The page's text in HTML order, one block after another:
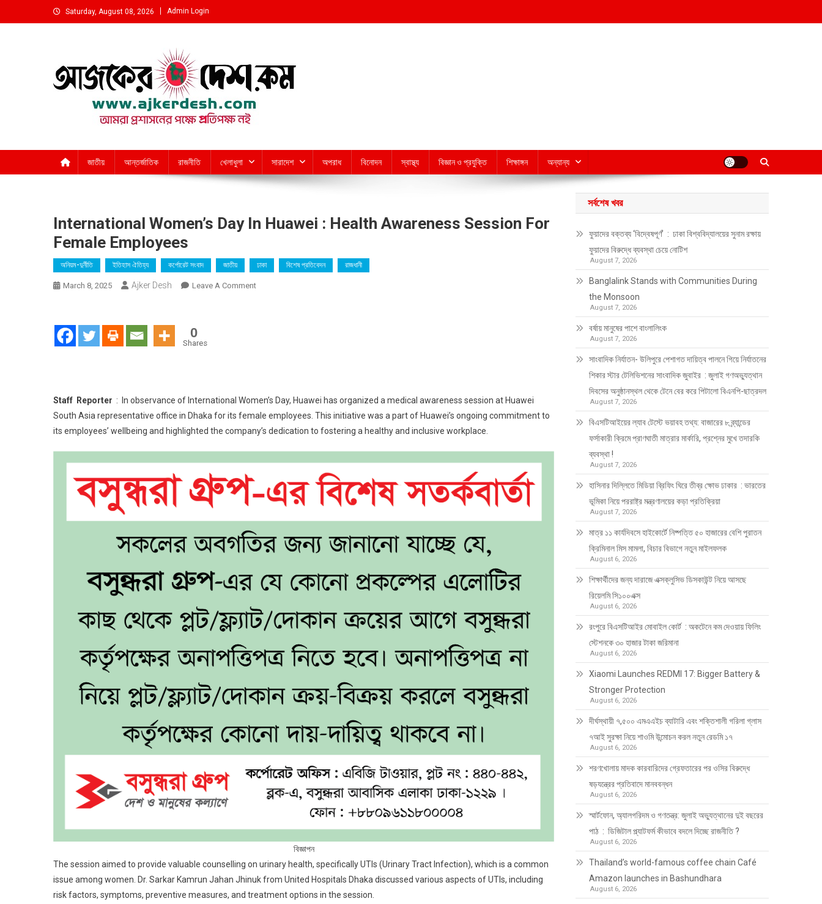
to
Saturday, August 08, 2026 Admin Login
জাতীয় আন্তর্জাতিক রাজনীতি খেলাধুলা সারাদেশ অপরাধ বিনোদন স্বাস্থ্য বিজ্ঞান ও প্রযুক্তি শিক্ষাঙ্গন অন্যান্য
International Women’s Day In Huawei : Health Awareness Session For
Female Employees
অনিয়ম-দুর্নীতি ইতিহাস ঐতিহ্য কর্পোরেট সংবাদ জাতীয় ঢাকা বিশেষ প্রতিবেদন রাজধানী
March 8, 2025 Ajker Desh Leave A CommentOn
Awareness
Session
For
Employees
0
Shares
Staff Reporter : In observance of International Women’s Day, Huawei has organized a medical awareness session at Huawei
South Asia representative office in Dhaka for its female employees. This initiative was a part of Huawei’s ongoing commitment to
its employees’ wellbeing and highlighted the company’s dedication to fostering a healthy and inclusive workplace.
বিজ্ঞাপন
The session aimed to provide valuable counselling on urinary health, specifically UTIs (Urinary Tract Infection), which is a common
issue among women. Dr. Sarkar Kamrun Jahan Jhinuk from United Hospitals Dhaka discussed various aspects of UTIs, including
risk factors, symptoms, preventive measures, and treatment options in the session.
সর্বশেষ খবর
ফুয়াদের বক্তব্য ‘বিদ্বেষপূর্ণ’ : ঢাকা বিশ্ববিদ্যালয়ের সুনাম রক্ষায়
ফুয়াদের বিরুদ্ধে ব্যবস্থা চেয়ে নোটিশ
August 7, 2026
Banglalink Stands with Communities During
the Monsoon
August 7, 2026
বর্ষায় মানুষের পাশে বাংলালিংক
August 7, 2026
সাংবাদিক নির্যাতন- উলিপুরে পেশাগত দায়িত্ব পালনে গিয়ে নির্যাতনের
শিকার স্টার টেলিভিশনের সাংবাদিক জুবাইর : জুলাই গণঅভ্যুত্থান
দিবসের অনুষ্ঠানস্থল থেকে টেনে বের করে পিটালো বিএনপি-ছাত্রদল
August 7, 2026
বিএসটিআইয়ের ল্যাব টেস্টে ভয়াবহ তথ্য: বাজারের ৮ ব্র্যান্ডের
ফর্সাকারী ক্রিমে প্রাণঘাতী মাত্রার মার্কারি, প্রশ্নের মুখে তদারকি
ব্যবস্থা !
August 7, 2026
হাসিনার দিল্লিতে মিডিয়া ব্রিফিং ঘিরে তীব্র ক্ষোভ ঢাকার : ভারতের
ভূমিকা নিয়ে পররাষ্ট্র মন্ত্রণালয়ের কড়া প্রতিক্রিয়া
August 7, 2026
মাত্র ১১ কার্যদিবসে হাইকোর্টে নিষ্পত্তি ৫০ হাজারের বেশি পুরাতন
ক্রিমিনাল মিস মামলা, বিচার বিভাগে নতুন মাইলফলক
August 6, 2026
শিক্ষার্থীদের জন্য দারাজে এক্সক্লুসিভ ডিসকাউন্ট নিয়ে আসছে
রিয়েলমি সি১০০এক্স
August 6, 2026
রংপুরে বিএসটিআইর মোবাইল কোর্ট : অকটেনে কম দেওয়ায় ফিলিং
স্টেশনকে ৩০ হাজার টাকা জরিমানা
August 6, 2026
Xiaomi Launches REDMI 17: Bigger Battery &
Stronger Protection
August 6, 2026
দীর্ঘস্থায়ী ৭,৫০০ এমএএইচ ব্যাটারি এবং শক্তিশালী গরিলা গ্লাস
৭আই সুরক্ষা নিয়ে শাওমি উন্মোচন করল নতুন রেডমি ১৭
August 6, 2026
শরণখোলায় মাদক কারবারিদের গ্রেফতারের পর ওসির বিরুদ্ধে
ষড়যন্ত্রের প্রতিবাদে মানববন্ধন
August 6, 2026
স্মার্টফোন, অ্যালগরিদম ও গণতন্ত্র: জুলাই অভ্যুত্থানের দুই বছরের
পাঠ : ডিজিটাল প্ল্যাটফর্ম কীভাবে বদলে দিচ্ছে রাজনীতি ?
August 6, 2026
Thailand’s world-famous coffee chain Café
Amazon launches in Bashundhara
August 6, 2026